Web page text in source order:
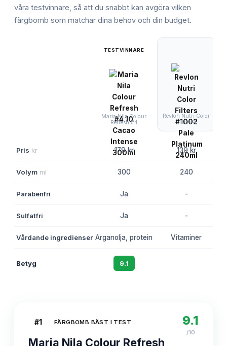
våra testvinnare, så att du snabbt kan avgöra vilken
färgbomb som matchar dina behov och din budget.
TESTVINNARE
Maria Nila Colour
Refresh #4
Revlon Nutri Color
Filters #
Pris kr 179 kr 139 kr
Volym ml 300 240
Parabenfri Ja -
Sulfatfri Ja -
Vårdande ingredienser Arganolja, protein Vitaminer
Betyg 9.1
#1 FÄRGBOMB BÄST I TEST
Maria Nila Colour Refresh
9.1
/10